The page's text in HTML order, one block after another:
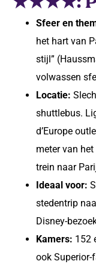
Sfeer en
het hart van
stijl”
volwassen
Locatie:
shuttlebus.
d’Europe
meter van
trein naar
Ideaal voor:
stedentrip
Disney-
Kamers: 152
ook